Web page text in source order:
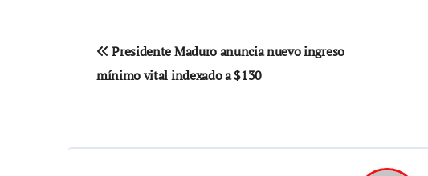
Navegación
de
Presidente Maduro anuncia nuevo ingreso
mínimo vital indexado a $130